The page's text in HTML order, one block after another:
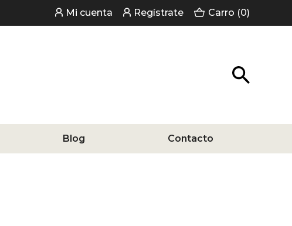
Mi cuenta Regístrate Carro (0)
Blog Contacto